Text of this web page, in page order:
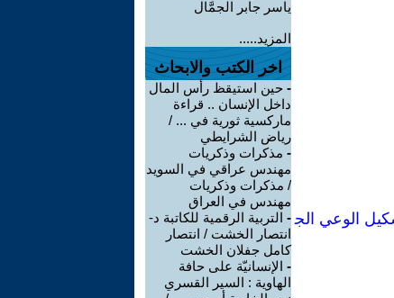
الوعي الج
ياسر جابر الجمَّال
المزيد.....
اخر الكتب والابحاث
- حين استيقظ رأس المال
داخل الإنسان .. قراءة
ماركسية ثورية في ... /
رياض الشرايطي
- مذكرات وذكريات
مهندس عراقي في السويد
/ مذكرات وذكريات
مهندس في العراق
- التربية الرقمية للكاتبة د-
انتصار الخشت / انتصار
كامل جفلان الخشت
- الإنسانيّة على حافة
الهاوية : السير القسري